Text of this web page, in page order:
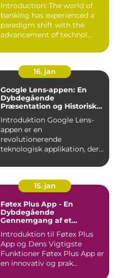
Introduction: The world of
banking has experienced a
paradigm shift with the
advancement of technol...
16. jan
Google Lens-appen: En
Dybdegående
Præsentation og Historisk
Introduktion Google Lens-
appen er en
revolutionerende
teknologisk applikation, der
15. jan
Føtex Plus App - En
Dybdegående
Gennemgang af et
Indkøbsoplevelse
Introduktion til Føtex Plus
App og Dens Vigtigste
Funktioner Føtex Plus App er
en innovativ og prak...